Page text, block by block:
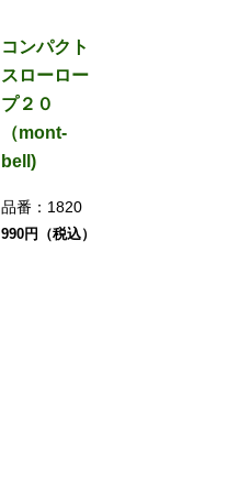
コンパクト
スローロー
プ２０
（mont-
bell)
品番： 1820
990円（税込）